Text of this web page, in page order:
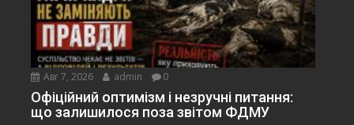
Авг 7, 2026 admin 0
Офіційний оптимізм і незручні питання:
що залишилося поза звітом ФДМУ